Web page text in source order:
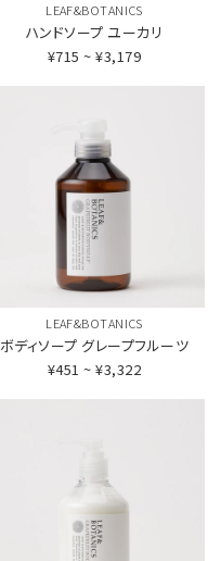
LEAF&BOTANICS
ハンドソープ ユーカリ
¥715 ~ ¥3,179
LEAF&BOTANICS
ボディソープ グレープフルーツ
¥451 ~ ¥3,322